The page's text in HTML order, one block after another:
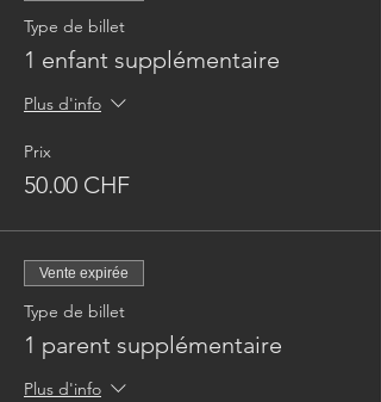
Type de billet
1 enfant supplémentaire
Plus d'info
Prix
50.00 CHF
Vente expirée
Type de billet
1 parent supplémentaire
Plus d'info